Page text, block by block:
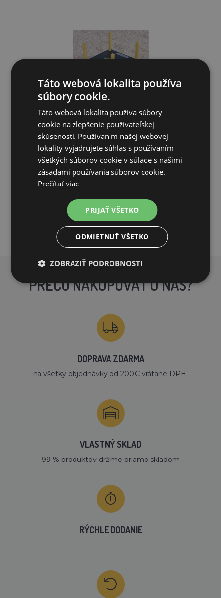
Umelá kvočka AGROFORTEL - výhrevná doska 35x35 cm,
30 W.
44,30€
NIE JE NA SKLADE
PREČO NAKUPOVAŤ U NÁS?
DOPRAVA ZDARMA
na všetky objednávky od 200€ vrátane DPH.
VLASTNÝ SKLAD
99 % produktov držíme priamo skladom
RÝCHLE DODANIE
Táto webová lokalita používa
súbory cookie.
Táto webová lokalita používa súbory
cookie na zlepšenie používateľskej
skúsenosti. Používaním našej webovej
lokality vyjadrujete súhlas s používaním
všetkých súborov cookie v súlade s našimi
zásadami používania súborov cookie.
Prečítať viac
PRIJAŤ VŠETKO
ODMIETNUŤ VŠETKO
ZOBRAZIŤ PODROBNOSTI